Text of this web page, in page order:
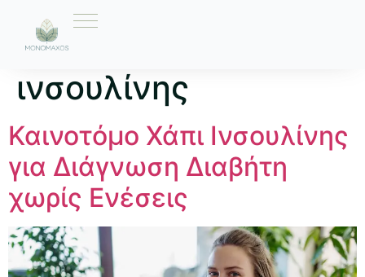
Ετικέτα:
ινσουλίνης
Καινοτόμο Χάπι Ινσουλίνης
για Διάγνωση Διαβήτη
χωρίς Ενέσεις